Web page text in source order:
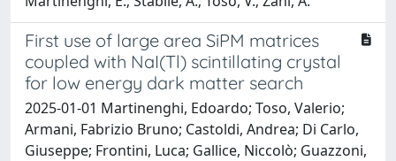
First use of large area SiPM matrices
coupled with NaI(Tl) scintillating crystal
for low energy dark matter search
2025-01-01 Martinenghi, Edoardo; Toso, Valerio;
Armani, Fabrizio Bruno; Castoldi, Andrea; Di Carlo,
Giuseppe; Frontini, Luca; Gallice, Niccolò; Guazzoni,